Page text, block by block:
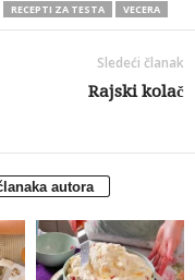
RECEPTI ZA TESTA VECERA
Sledeći članak
Rajski kolač
autora